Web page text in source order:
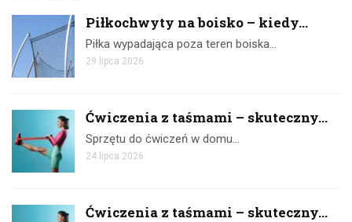
Piłkochwyty na boisko – kiedy...
Piłka wypadająca poza teren boiska…
29 lipca 2026
Ćwiczenia z taśmami – skuteczny...
Sprzętu do ćwiczeń w domu…
24 lipca 2026
Ćwiczenia z taśmami – skuteczny...